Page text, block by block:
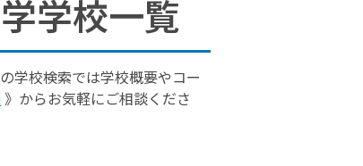
学校一覧
学校検索では学校概要やコー
》からお気軽にご相談くださ